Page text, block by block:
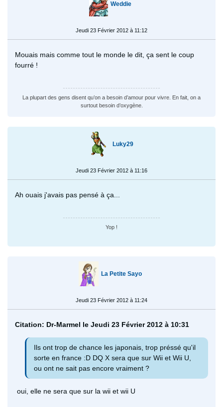
Weddie
Jeudi 23 Février 2012 à 11:12
Mouais mais comme tout le monde le dit, ça sent le coup
fourré !
La plupart des gens disent qu’on a besoin d’amour pour vivre. En fait, on a
surtout besoin d’oxygène.
Luky29
Jeudi 23 Février 2012 à 11:16
Ah ouais j'avais pas pensé à ça...
Yop !
La Petite Sayo
Jeudi 23 Février 2012 à 11:24
Citation: Dr-Marmel le Jeudi 23 Février 2012 à 10:31
Ils ont trop de chance les japonais, trop préssé qu'il
sorte en france :D DQ X sera que sur Wii et Wii U,
ou ont ne sait pas encore vraiment ?
oui, elle ne sera que sur la wii et wii U